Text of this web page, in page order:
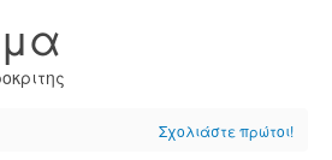
Σχολιάστε πρώτοι!